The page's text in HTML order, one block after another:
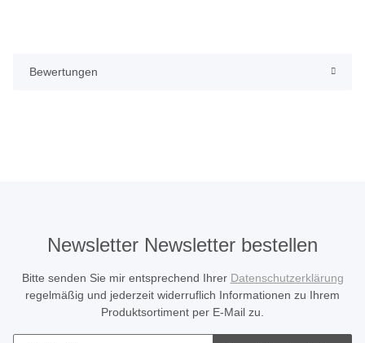
Bewertungen
Newsletter Newsletter bestellen
Bitte senden Sie mir entsprechend Ihrer Datenschutzerklärung
regelmäßig und jederzeit widerruflich Informationen zu Ihrem
Produktsortiment per E-Mail zu.